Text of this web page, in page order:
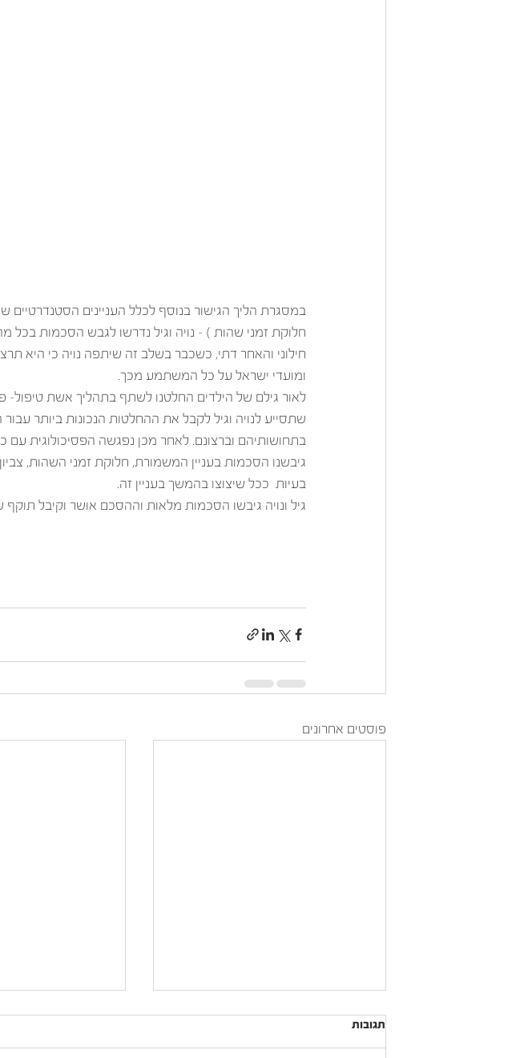
במסגרת הליך הגישור בנוסף לכלל העניינים
חלוקת זמני שהות ) – נויה וגיל נדרשו לגבש הסכמות
חילוני והאחר דתי, כשכבר בשלב זה שיתפה נויה כי היא
ומועדי ישראל על כל המשתמע מכך.
לאור גילם של הילדים החלטנו לשתף בתהליך אשת טיפול-
שתסייע לנויה וגיל לקבל את ההחלטות הנכונות ביותר
בתחושותיהם וברצונם. לאחר מכן נפגשה הפסיכולוגית
גיבשנו הסכמות בעניין המשמורת, חלוקת זמני השהות,
בעיות  ככל שיצוצו בהמשך בעניין זה.
גיל ונויה גיבשו הסכמות מלאות וההסכם אושר וקיבל
פוסטים אחרונים
תגובות